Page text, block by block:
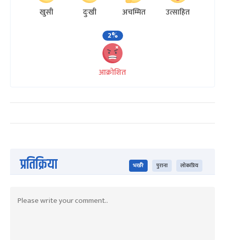
खुसी दुःखी अचम्मित
उत्साहित
2%
आक्रोशित
प्रतिक्रिया भर्खरै पुराना लोकप्रिय